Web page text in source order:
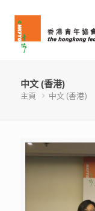
中文 (香港)
主頁 中文 (香港)